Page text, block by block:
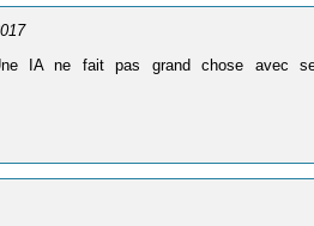
IA ne fait pas grand chose avec